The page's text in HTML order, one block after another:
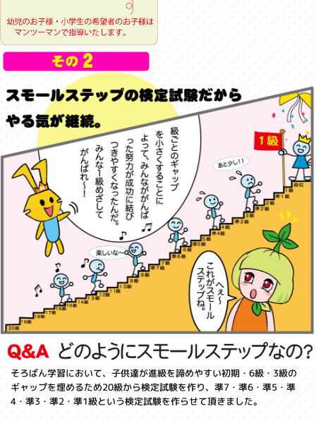
そろばん学習において、子供達が進級を諦めやすい初期・6級・3級の
ギャップを埋めるため20級から検定試験を作り、準7・準6・準5・準
4・準3・準2・準1級という検定試験を作らせて頂きました。